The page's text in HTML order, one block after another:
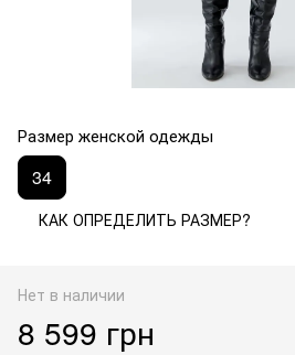
Размер женской одежды
34
КАК ОПРЕДЕЛИТЬ РАЗМЕР?
Нет в наличии
8 599 грн